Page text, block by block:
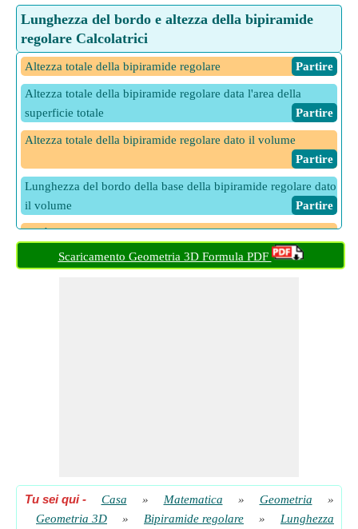
Lunghezza del bordo e altezza della bipiramide
regolare Calcolatrici
Altezza totale della bipiramide regolare ​ Partire
Altezza totale della bipiramide regolare data l'area della
superficie totale
​ Partire
Altezza totale della bipiramide regolare dato il volume
​ Partire
Lunghezza del bordo della base della bipiramide regolare dato
il volume
​ Partire
Metà dell'altezza della bipiramide regolare dato il volume
​ Partire
Scaricamento Geometria 3D Formula PDF
Tu sei qui- Casa » Matematica » Geometria
»
Geometria 3D
» Bipiramide regolare »
Lunghezza